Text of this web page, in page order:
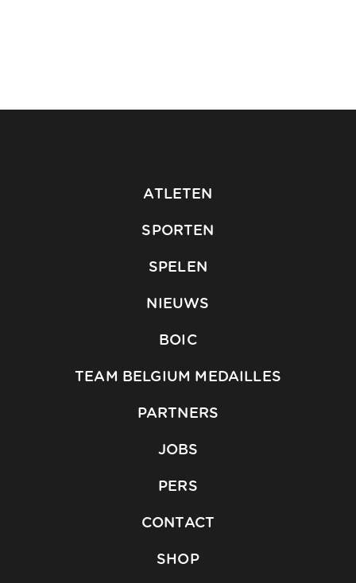
ATLETEN
SPORTEN
SPELEN
NIEUWS
BOIC
TEAM BELGIUM MEDAILLES
PARTNERS
JOBS
PERS
CONTACT
SHOP